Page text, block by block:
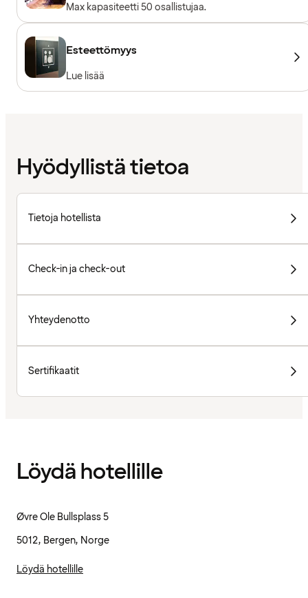
Max kapasiteetti 50 osallistujaa.
Esteettömyys
Lue lisää
Hyödyllistä tietoa
Tietoja hotellista
Check-in ja check-out
Yhteydenotto
Sertifikaatit
Löydä hotellille
Øvre Ole Bullsplass 5
5012, Bergen, Norge
Löydä hotellille